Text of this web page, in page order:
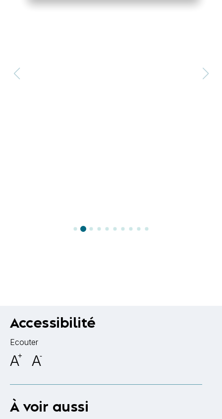
Accessibilité
Ecouter
A+ A-
À voir aussi